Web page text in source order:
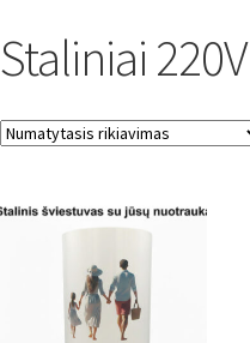
Staliniai 220V